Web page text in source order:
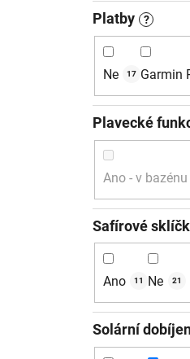
Platby ?
Ne 17 Garmin
Plavecké
Ano - v bazénu
Safírové
Ano 11 Ne 21
Solární